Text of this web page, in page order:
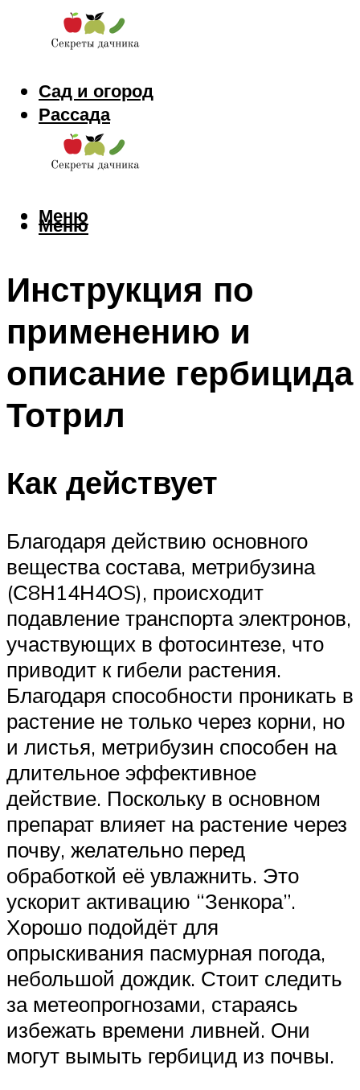
Сад и огород
Рассада
Цветы
Заготовки
Меню
Меню
Инструкция по
применению и
описание гербицида
Тотрил
Как действует
Благодаря действию основного
вещества состава, метрибузина
(С8Н14Н4ОS), происходит
подавление транспорта электронов,
участвующих в фотосинтезе, что
приводит к гибели растения.
Благодаря способности проникать в
растение не только через корни, но
и листья, метрибузин способен на
длительное эффективное
действие. Поскольку в основном
препарат влияет на растение через
почву, желательно перед
обработкой её увлажнить. Это
ускорит активацию “Зенкора”.
Хорошо подойдёт для
опрыскивания пасмурная погода,
небольшой дождик. Стоит следить
за метеопрогнозами, стараясь
избежать времени ливней. Они
могут вымыть гербицид из почвы.